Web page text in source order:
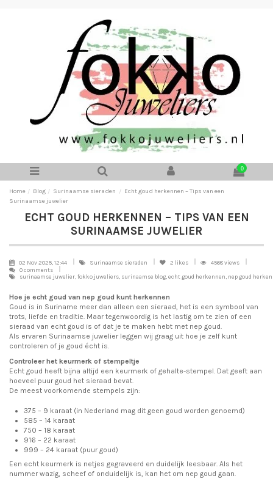
0
Home Blog Surinaamse sieraden
Echt goud herkennen – Tips van een
Surinaamse juwelier
ECHT GOUD HERKENNEN – TIPS VAN EEN
SURINAAMSE JUWELIER
02 Nov 2025, 12:44 Surinaamse sieraden 2 likes
4568 views
0 comments
surinaamse juwelier, fokko juweliers, surinaamse blog, echt goud herkennen, nep goud
Hoe je echt goud van nep goud kunt herkennen
Goud is in Suriname meer dan alleen een sieraad, het is een symbool van
trots, liefde en traditie. Maar tegenwoordig is het lastig om te zien of een
sieraad van echt goud is of dat je te maken hebt met nep goud.
Als ervaren Surinaamse juwelier leggen wij graag uit hoe je zelf kunt
controleren of je goud écht is.
Controleer het keurmerk of stempeltje
Echt goud heeft bijna altijd een keurmerk of gehalte-stempel. Dat geeft aan
hoeveel puur goud het sieraad bevat.
De meest voorkomende stempels zijn:
375 – 9 karaat (in Nederland mag dit geen goud worden genoemd)
585 – 14 karaat
750 – 18 karaat
916 – 22 karaat
999 – 24 karaat (puur goud)
Een echt keurmerk is netjes gegraveerd en duidelijk leesbaar. Als het
nummer wazig, scheef of onduidelijk is, kan het om nep goud gaan.